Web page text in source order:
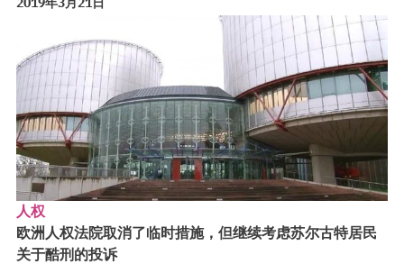
人权
欧洲人权法院取消了临时措施，但继续考虑苏尔古特居民
关于酷刑的投诉